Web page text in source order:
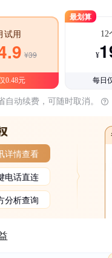
试用
¥39
0.48元
最划算
12
¥
每日
自动续费，可随时取消。
详情查看
电话直连
分析查询